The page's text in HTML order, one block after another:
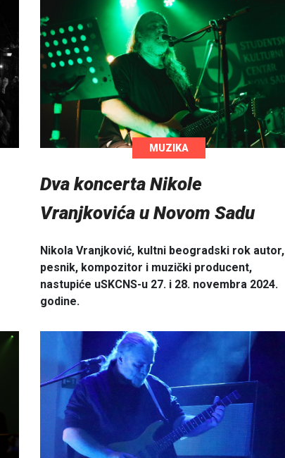
MUZIKA
Dva koncerta Nikole
Vranjkovića u Novom Sadu
Nikola Vranjković, kultni beogradski rok autor,
pesnik, kompozitor i muzički producent,
nastupiće uSKCNS-u 27. i 28. novembra 2024.
godine.